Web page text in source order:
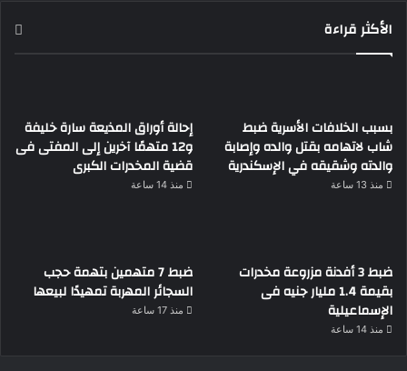
الأكثر قراءة
بسبب الخلافات الأسرية ضبط
شاب لاتهامه بقتل والده وإصابة
والدته وشقيقه في الإسكندرية
منذ 13 ساعة
إحالة أوراق المذيعة سارة خليفة
و12 متهمًا آخرين إلى المفتى فى
قضية المخدرات الكبرى
منذ 14 ساعة
ضبط 3 أفدنة مزروعة مخدرات
بقيمة 1.4 مليار جنيه فى
الإسماعيلية
منذ 14 ساعة
ضبط 7 متهمين بتهمة حجب
السجائر المهربة تمهيدًا لبيعها
منذ 17 ساعة